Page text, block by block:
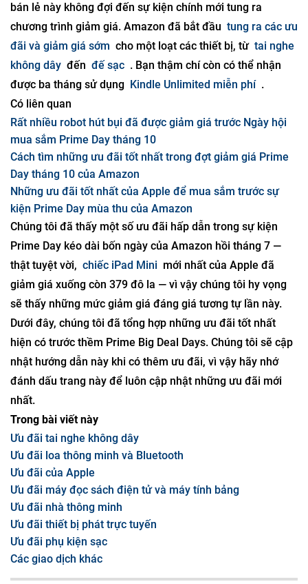
bán lẻ này không đợi đến sự kiện chính mới tung ra
chương trình giảm giá. Amazon đã bắt đầu tung ra các ưu
đãi và giảm giá sớm cho một loạt các thiết bị, từ tai nghe
không dây đến đế sạc . Bạn thậm chí còn có thể nhận
được ba tháng sử dụng Kindle Unlimited miễn phí .
Có liên quan
Rất nhiều robot hút bụi đã được giảm giá trước Ngày hội
mua sắm Prime Day tháng 10
Cách tìm những ưu đãi tốt nhất trong đợt giảm giá Prime
Day tháng 10 của Amazon
Những ưu đãi tốt nhất của Apple để mua sắm trước sự
kiện Prime Day mùa thu của Amazon
Chúng tôi đã thấy một số ưu đãi hấp dẫn trong sự kiện
Prime Day kéo dài bốn ngày của Amazon hồi tháng 7 —
thật tuyệt vời, chiếc iPad Mini mới nhất của Apple đã
giảm giá xuống còn 379 đô la — vì vậy chúng tôi hy vọng
sẽ thấy những mức giảm giá đáng giá tương tự lần này.
Dưới đây, chúng tôi đã tổng hợp những ưu đãi tốt nhất
hiện có trước thềm Prime Big Deal Days. Chúng tôi sẽ cập
nhật hướng dẫn này khi có thêm ưu đãi, vì vậy hãy nhớ
đánh dấu trang này để luôn cập nhật những ưu đãi mới
nhất.
Trong bài viết này
Ưu đãi tai nghe không dây
Ưu đãi loa thông minh và Bluetooth
Ưu đãi của Apple
Ưu đãi máy đọc sách điện tử và máy tính bảng
Ưu đãi nhà thông minh
Ưu đãi thiết bị phát trực tuyến
Ưu đãi phụ kiện sạc
Các giao dịch khác